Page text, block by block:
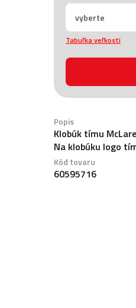
Tabuľka veľkosti
Popis
Klobúk tímu
Na klobúku logo
Kód tovaru
60595716